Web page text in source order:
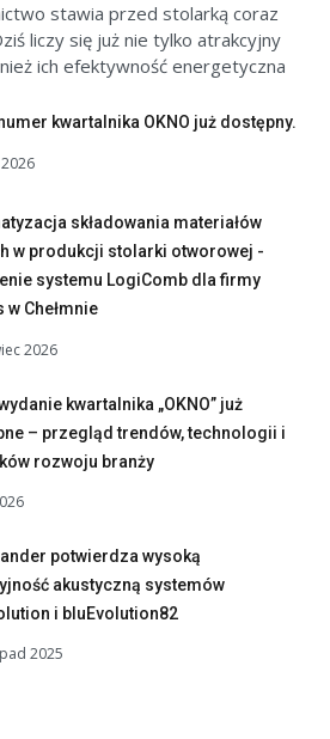
stawia przed stolarką coraz
liczy się już nie tylko atrakcyjny
ich efektywność energetyczna
kwartalnika OKNO już dostępny.
składowania materiałów
w produkcji stolarki otworowej -
systemu LogiComb dla firmy
w Chełmnie
2026
kwartalnika „OKNO” już
– przegląd trendów, technologii i
rozwoju branży
potwierdza wysoką
akustyczną systemów
i bluEvolution82
2025